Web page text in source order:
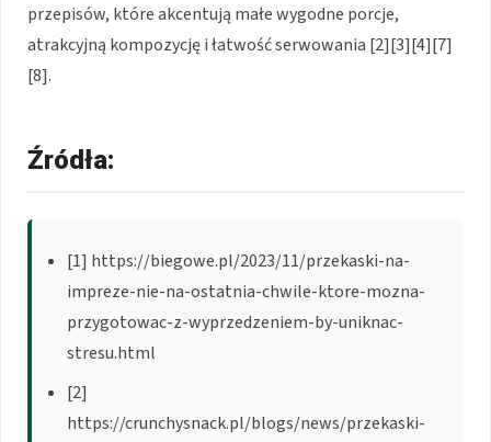
przepisów, które akcentują małe wygodne porcje,
atrakcyjną kompozycję i łatwość serwowania [2][3][4][7]
[8].
Źródła:
[1] https://biegowe.pl/2023/11/przekaski-na-
impreze-nie-na-ostatnia-chwile-ktore-mozna-
przygotowac-z-wyprzedzeniem-by-uniknac-
stresu.html
[2]
https://crunchysnack.pl/blogs/news/przekaski-